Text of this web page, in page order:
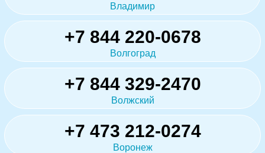
Владимир
+7 844 220-0678
Волгоград
+7 844 329-2470
Волжский
+7 473 212-0274
Воронеж